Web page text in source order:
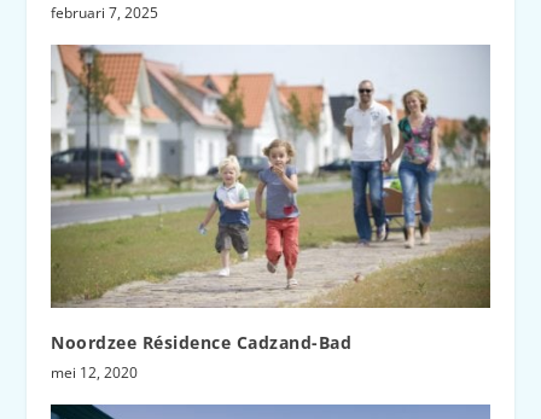
februari 7, 2025
Noordzee Résidence Cadzand-Bad
mei 12, 2020